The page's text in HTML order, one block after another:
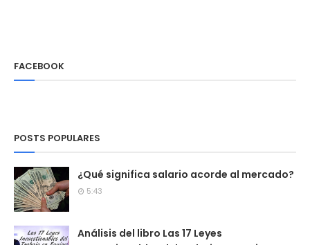
FACEBOOK
POSTS POPULARES
¿Qué significa salario acorde al mercado?
5:43
Análisis del libro Las 17 Leyes